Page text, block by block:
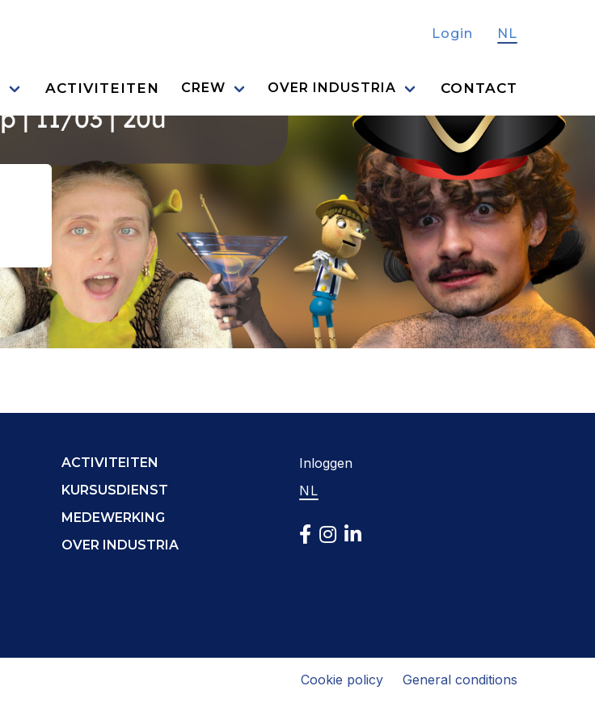
Login NL
ACTIVITEITEN CREW OVER INDUSTRIA CONTACT
ACTIVITEITEN
KURSUSDIENST
MEDEWERKING
OVER INDUSTRIA
Inloggen
NL
Cookie policy General conditions